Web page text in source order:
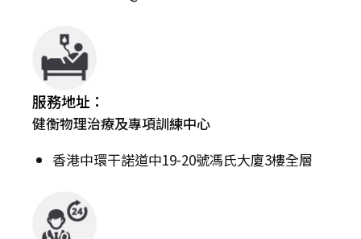
服務地址：
健衡物理治療及專項訓練中心
香港中環干諾道中19-20號馮氏大廈3樓全層